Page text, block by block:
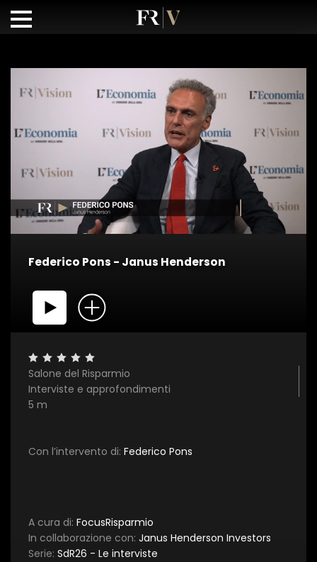
Federico Pons - Janus Henderson
Salone del Risparmio
Interviste e approfondimenti
5 m
Con l’intervento di: Federico Pons
A cura di: FocusRisparmio
In collaborazione con: Janus Henderson Investors
Serie: SdR26 - Le interviste